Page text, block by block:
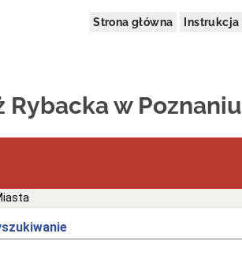
Strona główna Instrukcja
Rybacka w Poznaniu